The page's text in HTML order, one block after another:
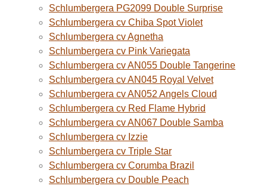
Schlumbergera PG2099 Double Surprise
Schlumbergera cv Chiba Spot Violet
Schlumbergera cv Agnetha
Schlumbergera cv Pink Variegata
Schlumbergera cv AN055 Double Tangerine
Schlumbergera cv AN045 Royal Velvet
Schlumbergera cv AN052 Angels Cloud
Schlumbergera cv Red Flame Hybrid
Schlumbergera cv AN067 Double Samba
Schlumbergera cv Izzie
Schlumbergera cv Triple Star
Schlumbergera cv Corumba Brazil
Schlumbergera cv Double Peach